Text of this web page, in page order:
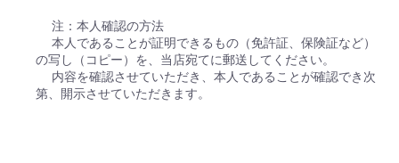
注：本人確認の方法
本人であることが証明できるもの（免許証、保険証など）
の写し（コピー）を、当店宛てに郵送してください。
内容を確認させていただき、本人であることが確認でき次
第、開示させていただきます。